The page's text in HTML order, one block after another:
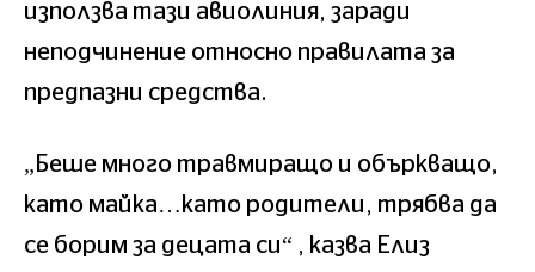
използва тази авиолиния, заради
неподчинение относно правилата за
предпазни средства.
„Беше много травмиращо и объркващо,
като майка…като родители, трябва да
се борим за децата си“ , казва Елиз